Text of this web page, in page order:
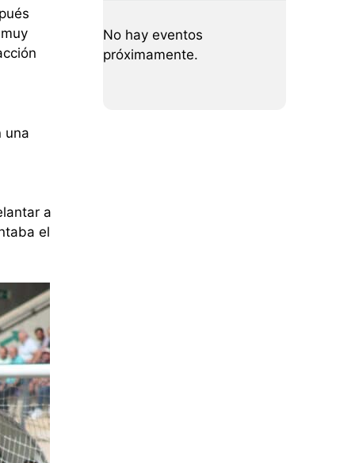
una
a
el
No hay eventos
próximamente.